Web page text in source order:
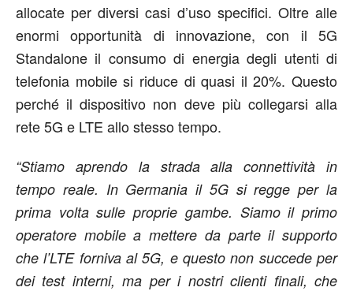
allocate per diversi casi d’uso specifici. Oltre alle
enormi opportunità di innovazione, con il 5G
Standalone il consumo di energia degli utenti di
telefonia mobile si riduce di quasi il 20%. Questo
perché il dispositivo non deve più collegarsi alla
rete 5G e LTE allo stesso tempo.
“Stiamo aprendo la strada alla connettività in
tempo reale. In Germania il 5G si regge per la
prima volta sulle proprie gambe. Siamo il primo
operatore mobile a mettere da parte il supporto
che l’LTE forniva al 5G, e questo non succede per
dei test interni, ma per i nostri clienti finali, che